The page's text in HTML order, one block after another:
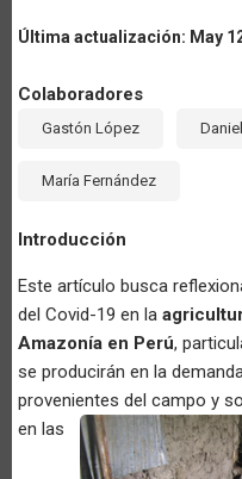
Última actualización: May
Colaboradores
Gastón López
María Fernández
Introducción
Este artículo busca
del Covid-19 en la
Amazonía en Perú,
se producirán en la
provenientes del campo y
en las